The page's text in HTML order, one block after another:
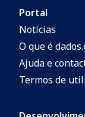
Portal
Notícias
O que é
Ajuda e
Termos de